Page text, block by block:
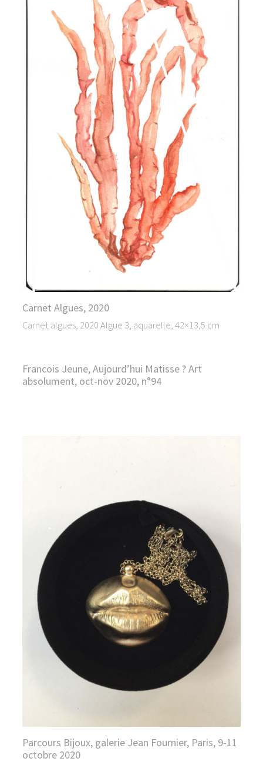
Carnet Algues, 2020
Carnet algues, 2020 Algue 3, aquarelle, 42×13,5 cm
Francois Jeune, Aujourd’hui Matisse ? Art
absolument, oct-nov 2020, n°94
Parcours Bijoux, galerie Jean Fournier, Paris, 9-11
octobre 2020